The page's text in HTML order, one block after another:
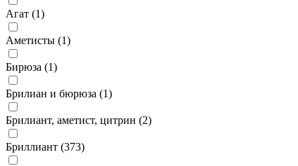
Агат (1)
Аметисты (1)
Бирюза (1)
Брилиан и бюрюза (1)
Брилиант, аметист, цитрин (2)
Бриллиант (373)